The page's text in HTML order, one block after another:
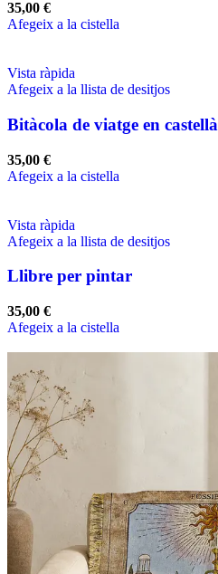
35,00 €
Afegeix a la cistella
Vista ràpida
Afegeix a la llista de desitjos
Bitàcola de viatge en castellà
35,00 €
Afegeix a la cistella
Vista ràpida
Afegeix a la llista de desitjos
Llibre per pintar
35,00 €
Afegeix a la cistella